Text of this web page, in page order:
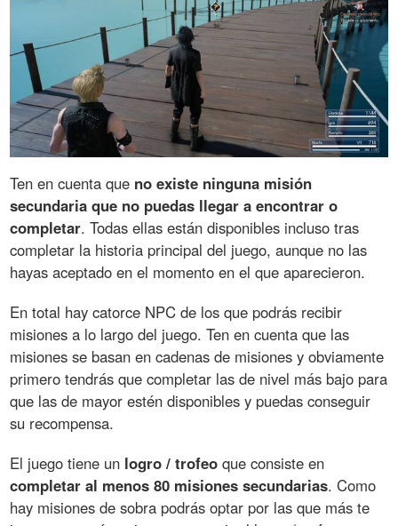
Ten en cuenta que no existe ninguna misión
secundaria que no puedas llegar a encontrar o
completar. Todas ellas están disponibles incluso tras
completar la historia principal del juego, aunque no las
hayas aceptado en el momento en el que aparecieron.
En total hay catorce NPC de los que podrás recibir
misiones a lo largo del juego. Ten en cuenta que las
misiones se basan en cadenas de misiones y obviamente
primero tendrás que completar las de nivel más bajo para
que las de mayor estén disponibles y puedas conseguir
su recompensa.
El juego tiene un logro / trofeo que consiste en
completar al menos 80 misiones secundarias. Como
hay misiones de sobra podrás optar por las que más te